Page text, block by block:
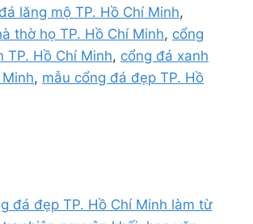
lăng mộ TP. Hồ Chí Minh,
thờ họ TP. Hồ Chí Minh, cổng
TP. Hồ Chí Minh, cổng đá xanh
, mẫu cổng đá đẹp TP. Hồ